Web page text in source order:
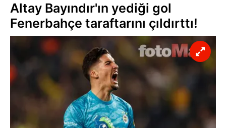
Altay Bayındır'ın yediği gol
Fenerbahçe taraftarını çıldırttı!